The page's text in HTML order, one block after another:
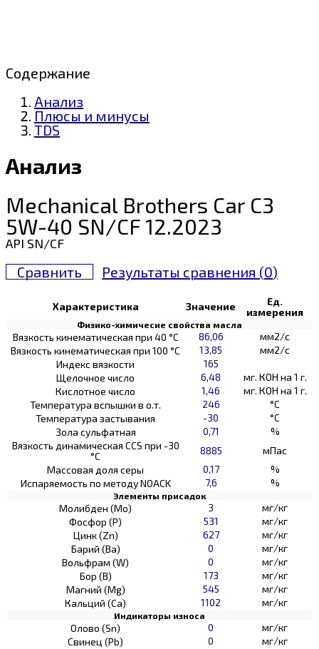
Содержание
Анализ
Плюсы и минусы
TDS
Анализ
Mechanical Brothers Car C3
5W-40 SN/CF 12.2023
API SN/CF
Сравнить Результаты сравнения (0)
Характеристика Значение
Ед.
измерения
Физико-химичесие свойства масла
Вязкость кинематическая при 40 °С 86,06
мм2/с
Вязкость кинематическая при 100 °С
13,85
мм2/с
Индекс вязкости
165
Щелочное число
6,48
мг. КОН на 1 г.
Кислотное число
1,46
мг. КОН на 1 г.
Температура вспышки в о.т.
246
°C
Температура застывания
-30
°C
Зола сульфатная
0,71
%
Вязкость динамическая CCS при -30
°С
8885
мПас
Массовая доля серы
0,17
%
Испаряемость по методу NOACK
7,6 %
Элементы присадок
Молибден (Мо) 3
мг/кг
Фосфор (Р)
531
мг/кг
Цинк (Zn)
627
мг/кг
Барий (Ва)
0
мг/кг
Вольфрам (W)
0
мг/кг
Бор (В)
173
мг/кг
Магний (Mg)
545
мг/кг
Кальций (Са)
1102 мг/кг
Индикаторы износа
Олово (Sn) 0
мг/кг
Свинец (Pb)
0
мг/кг